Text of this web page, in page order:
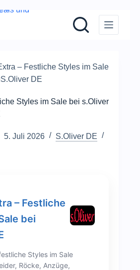
– Festliche Styles im Sale
DE
Styles im Sale bei s.Oliver
5. Juli 2026
S.Oliver DE
– Festliche
bei
Styles im Sale
Röcke, Anzüge,